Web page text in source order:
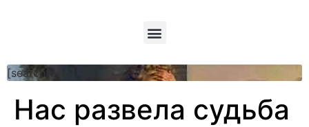
[searchform]
Нас развела судьба